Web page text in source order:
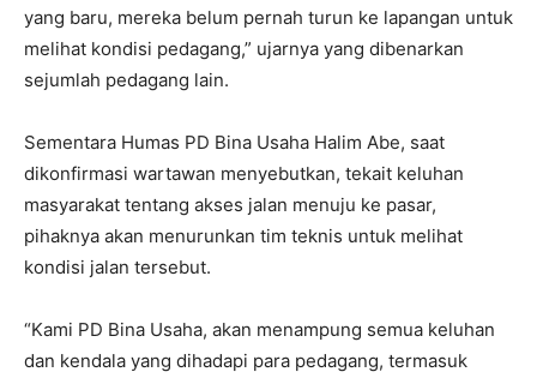
yang baru, mereka belum pernah turun ke lapangan untuk
melihat kondisi pedagang,” ujarnya yang dibenarkan
sejumlah pedagang lain.
Sementara Humas PD Bina Usaha Halim Abe, saat
dikonfirmasi wartawan menyebutkan, tekait keluhan
masyarakat tentang akses jalan menuju ke pasar,
pihaknya akan menurunkan tim teknis untuk melihat
kondisi jalan tersebut.
“Kami PD Bina Usaha, akan menampung semua keluhan
dan kendala yang dihadapi para pedagang, termasuk